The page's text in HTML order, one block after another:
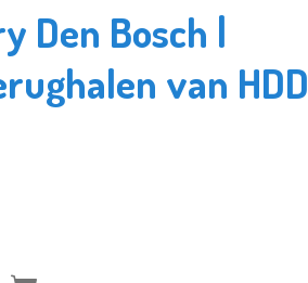
Den Bosch |
van HDD